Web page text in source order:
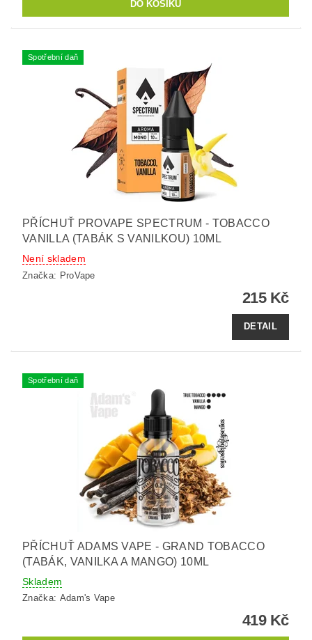
Spotřební daň
PŘÍCHUŤ PROVAPE SPECTRUM - TOBACCO
VANILLA (TABÁK S VANILKOU) 10ML
Není skladem
Značka: ProVape
215 Kč
DETAIL
Spotřební daň
PŘÍCHUŤ ADAMS VAPE - GRAND TOBACCO
(TABÁK, VANILKA A MANGO) 10ML
Skladem
Značka: Adam's Vape
419 Kč